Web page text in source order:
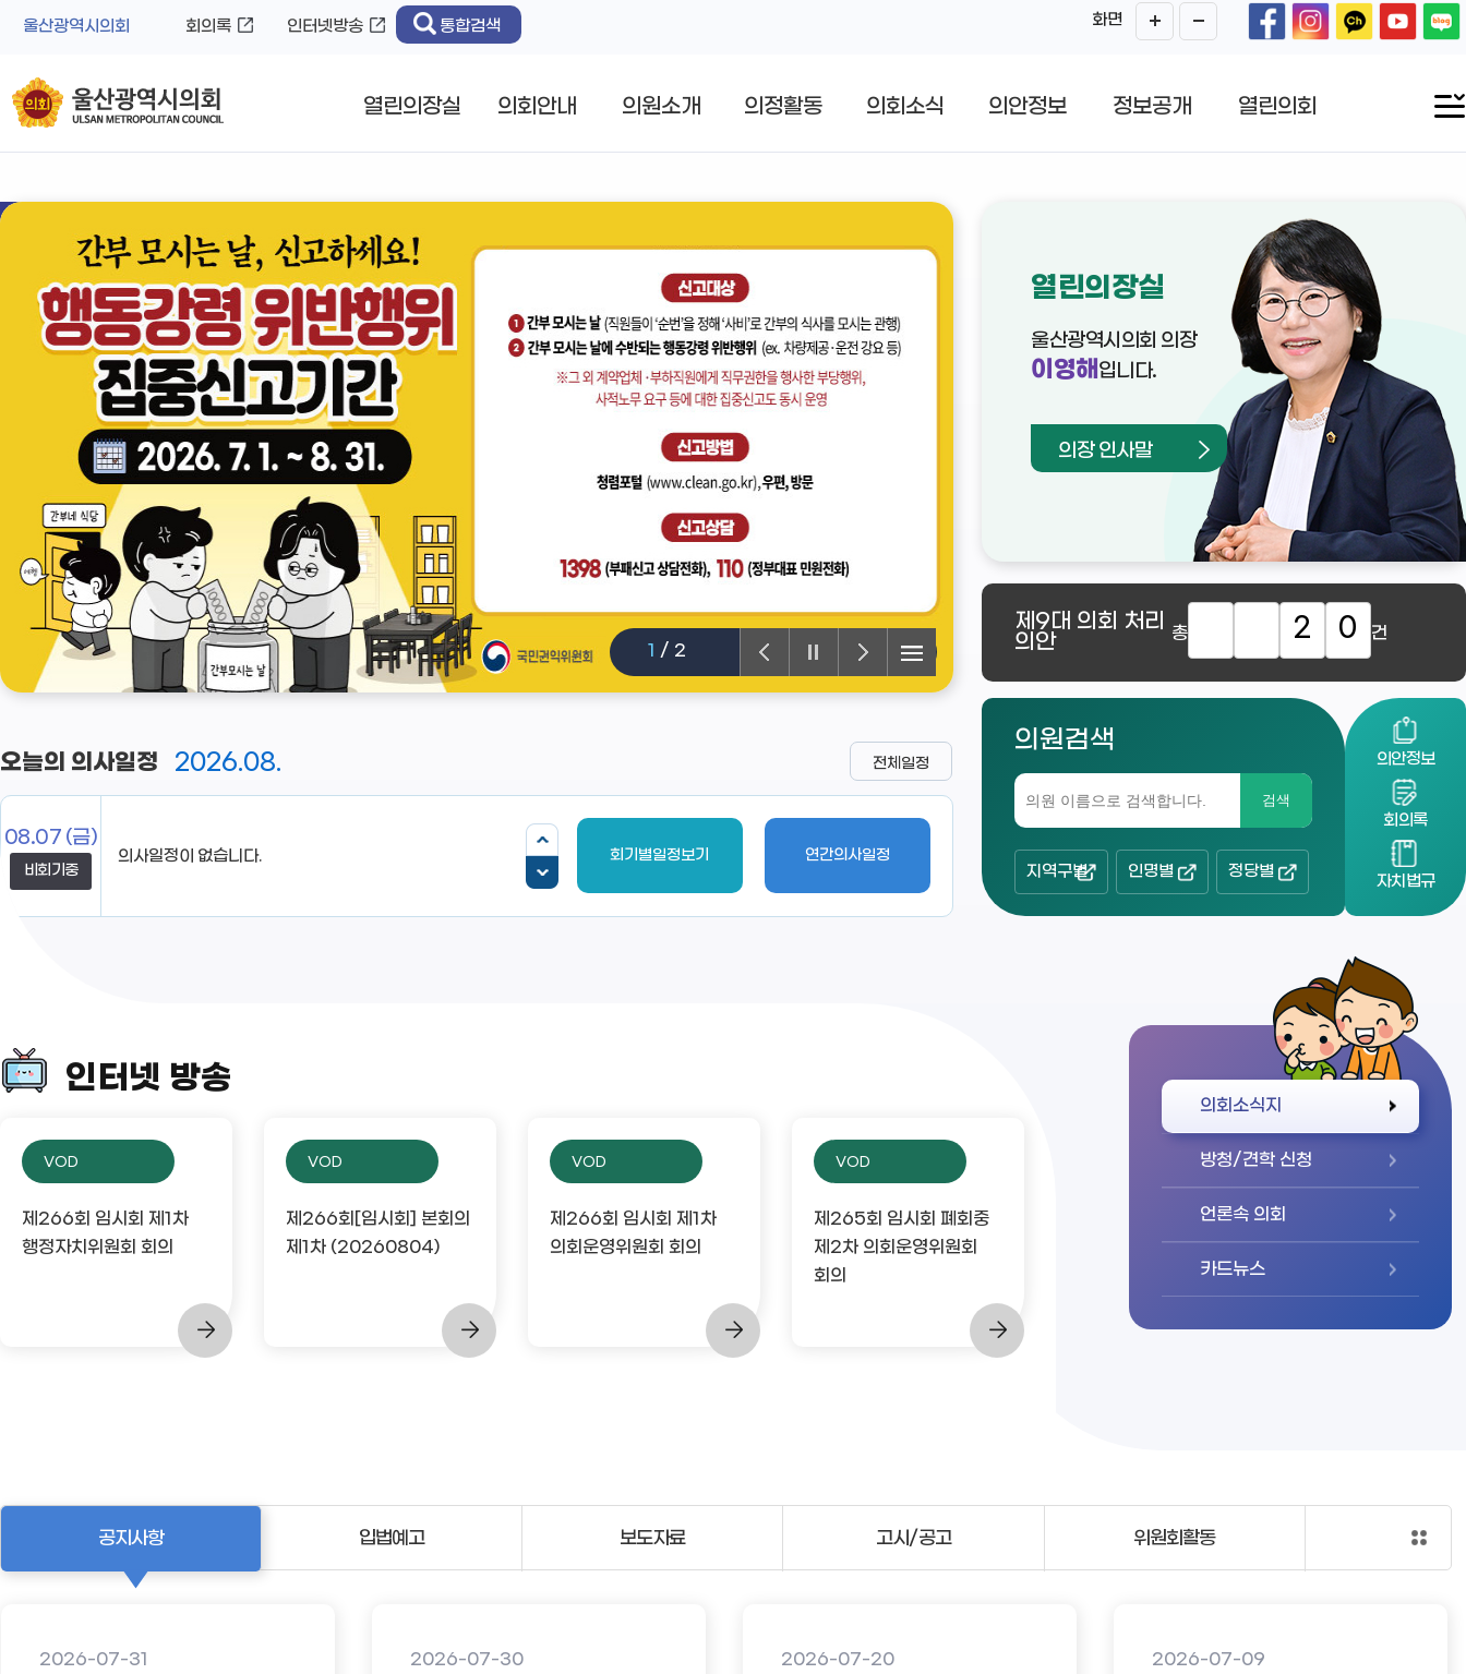
울산광역시의회 회의록 인터넷방송 통합검색 화면
열린의장실 의회안내 의원소개 의정활동 의회소식 의안정보 정보공개 열린의회
1 / 2
열린의장실
울산광역시의회 의장
이영해 입니다.
의장 인사말
제9대 의회 처리
의안 총 2 0 건
오늘의 의사일정 2026.08.
08.07 (금)
비회기중
회기별일정보기 연간의사일정
전체일정
의원검색
검색
지역구별 인명별 정당별
의안정보
회의록
자치법규
인터넷 방송
VOD
제266회 임시회 제1차
행정자치위원회 회의
VOD
제266회[임시회] 본회의
제1차 (20260804)
VOD
제266회 임시회 제1차
의회운영위원회 회의
VOD
제265회 임시회 폐회중
제2차 의회운영위원회
회의
의회소식지
방청/견학 신청
언론속 의회
카드뉴스
공지사항
2026-07-31 2026-07-30 2026-07-20 2026-07-09
입법예고 보도자료 고시/공고 위원회활동